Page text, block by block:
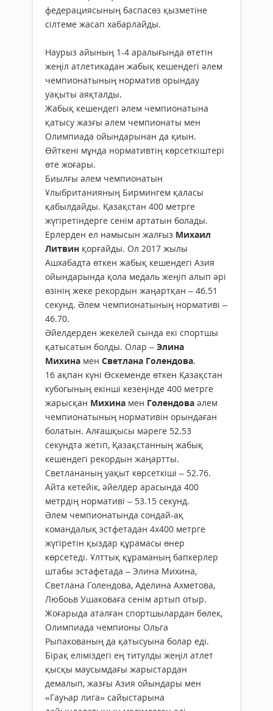
федерациясының баспасөз қызметіне
сілтеме жасап хабарлайды.
Наурыз айының 1-4 аралығында өтетін
жеңіл атлетикадан жабық кешендегі әлем
чемпионатының норматив орындау
уақыты аяқталды.
Жабық кешендегі әлем чемпионатына
қатысу жазғы әлем чемпионаты мен
Олимпиада ойындарынан да қиын.
Өйткені мұнда нормативтің көрсеткіштері
өте жоғары.
Биылғы әлем чемпионатын
Ұлыбританияның Бирмингем қаласы
қабылдайды. Қазақстан 400 метрге
жүгіретіндерге сенім артатын болады.
Ерлерден ел намысын жалғыз Михаил
Литвин қорғайды. Ол 2017 жылы
Ашхабадта өткен жабық кешендегі Азия
ойындарында қола медаль жеңіп алып әрі
өзінің жеке рекордын жаңартқан – 46.51
секунд. Әлем чемпионатының нормативі –
46.70.
Әйелдерден жекелей сында екі спортшы
қатысатын болды. Олар – Элина
Михина мен Светлана Голендова.
16 ақпан күні Өскеменде өткен Қазақстан
кубогының екінші кезеңінде 400 метрге
жарысқан Михина мен Голендова әлем
чемпионатының нормативін орындаған
болатын. Алғашқысы мәреге 52.53
секундта жетіп, Қазақстанның жабық
кешендегі рекордын жаңартты.
Светлананың уақыт көрсеткіші – 52.76.
Айта кетейік, әйелдер арасында 400
метрдің нормативі – 53.15 секунд.
Әлем чемпионатында сондай-ақ
командалық эстфетадан 4х400 метрге
жүгіретін қыздар құрамасы өнер
көрсетеді. Ұлттық құраманың бапкерлер
штабы эстафетада – Элина Михина,
Светлана Голендова, Аделина Ахметова,
Любоьв Ушаковаға сенім артып отыр.
Жоғарыда аталған спортшылардан бөлек,
Олимпиада чемпионы Ольга
Рыпакованың да қатысуына болар еді.
Бірақ еліміздегі ең титулды жеңіл атлет
қысқы маусымдағы жарыстардан
демалып, жазғы Азия ойындары мен
«Гауһар лига» сайыстарына